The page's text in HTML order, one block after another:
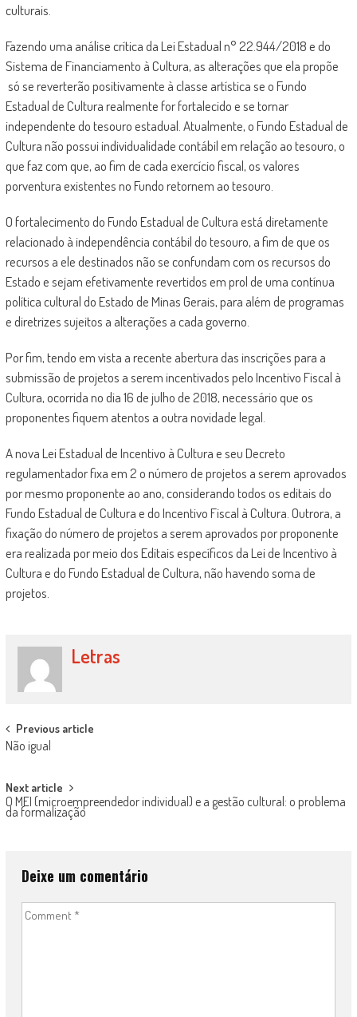
culturais.
Fazendo uma análise crítica da Lei Estadual n° 22.944/2018 e do
Sistema de Financiamento à Cultura, as alterações que ela propõe
só se reverterão positivamente à classe artística se o Fundo
Estadual de Cultura realmente for fortalecido e se tornar
independente do tesouro estadual. Atualmente, o Fundo Estadual de
Cultura não possui individualidade contábil em relação ao tesouro, o
que faz com que, ao fim de cada exercício fiscal, os valores
porventura existentes no Fundo retornem ao tesouro.
O fortalecimento do Fundo Estadual de Cultura está diretamente
relacionado à independência contábil do tesouro, a fim de que os
recursos a ele destinados não se confundam com os recursos do
Estado e sejam efetivamente revertidos em prol de uma contínua
política cultural do Estado de Minas Gerais, para além de programas
e diretrizes sujeitos a alterações a cada governo.
Por fim, tendo em vista a recente abertura das inscrições para a
submissão de projetos a serem incentivados pelo Incentivo Fiscal à
Cultura, ocorrida no dia 16 de julho de 2018, necessário que os
proponentes fiquem atentos a outra novidade legal.
A nova Lei Estadual de Incentivo à Cultura e seu Decreto
regulamentador fixa em 2 o número de projetos a serem aprovados
por mesmo proponente ao ano, considerando todos os editais do
Fundo Estadual de Cultura e do Incentivo Fiscal à Cultura. Outrora, a
fixação do número de projetos a serem aprovados por proponente
era realizada por meio dos Editais específicos da Lei de Incentivo à
Cultura e do Fundo Estadual de Cultura, não havendo soma de
projetos.
Letras
Post
navigation
Previous article
Não igual
Next article
O MEI (microempreendedor individual) e a gestão cultural: o problema
da formalização
Deixe um comentário